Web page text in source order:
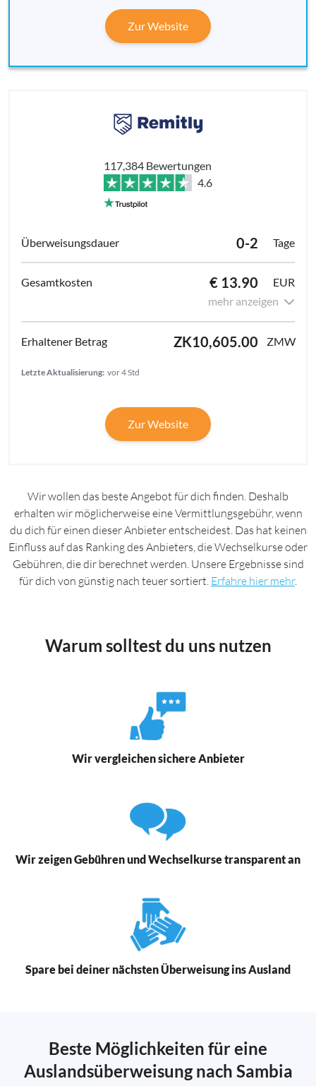
Zur Website
117,384 Bewertungen
4.6
0-2 Tage
€ 13.90
EUR
mehr anzeigen
ZK10,605.00 ZMW
Letzte Aktualisierung: vor 4 Std
Zur Website
Wir wollen das beste Angebot für dich finden. Deshalb
erhalten wir möglicherweise eine Vermittlungsgebühr, wenn
du dich für einen dieser Anbieter entscheidest. Das hat keinen
Einfluss auf das Ranking des Anbieters, die Wechselkurse oder
Gebühren, die dir berechnet werden. Unsere Ergebnisse sind
für dich von günstig nach teuer sortiert. Erfahre hier mehr.
Warum solltest du uns nutzen
Wir vergleichen sichere Anbieter
Wir zeigen Gebühren und Wechselkurse transparent an
Spare bei deiner nächsten Überweisung ins Ausland
Beste Möglichkeiten für eine
Auslandsüberweisung nach Sambia